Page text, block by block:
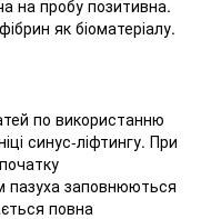
на пробу позитивна.
як біоматеріалу.
по використанню
синус-ліфтингу. При
пазуха заповнюються
повна